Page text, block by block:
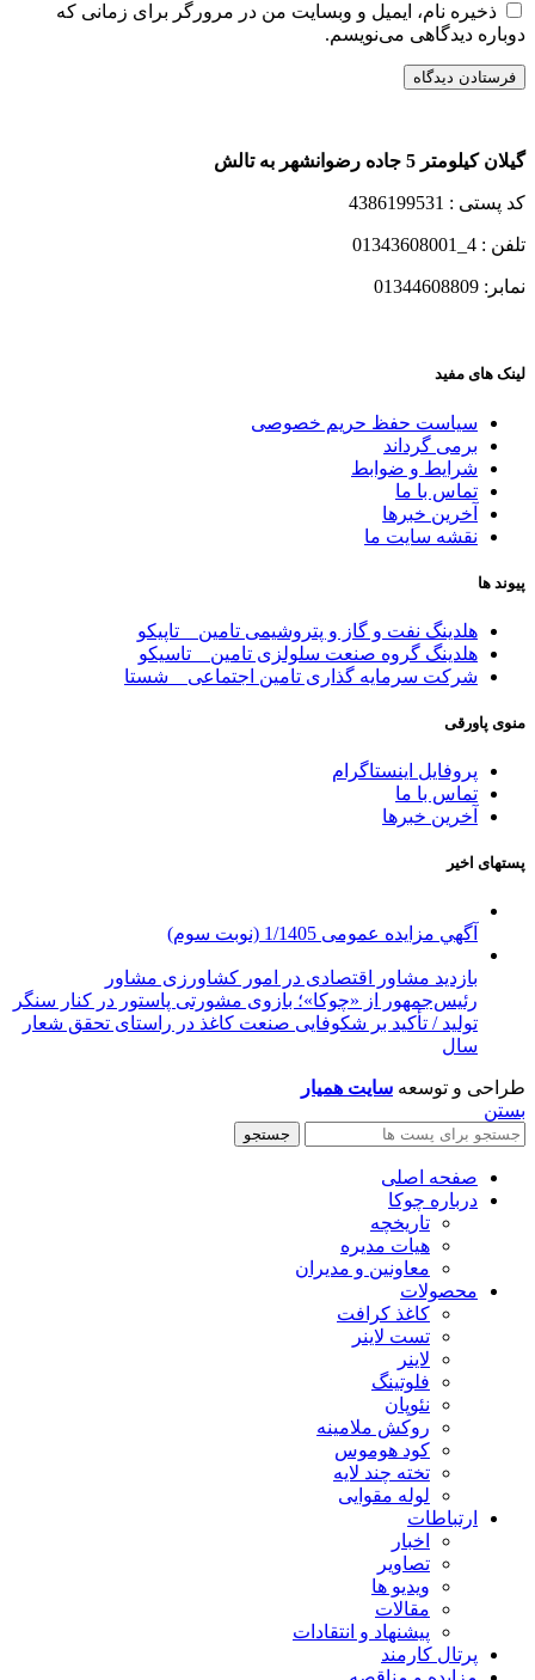
ذخیره نام، ایمیل و وبسایت من در مرورگر برای زمانی که
دوباره دیدگاهی می‌نویسم.
گیلان کیلومتر 5 جاده رضوانشهر به تالش
کد پستی : 4386199531
تلفن : 4_01343608001
نمابر: 01344608809
لینک های مفید
سیاست حفظ حریم خصوصی
برمی گرداند
شرایط و ضوابط
تماس با ما
آخرین خبرها
نقشه سایت ما
پیوند ها
هلدینگ نفت و گاز و پتروشیمی تامین _ تاپیکو
هلدینگ گروه صنعت سلولزی تامین _ تاسیکو
شرکت سرمایه گذاری تامین اجتماعی _ شستا
منوی پاورقی
پروفایل اینستاگرام
تماس با ما
آخرین خبرها
پستهای اخیر
آگهي مزایده عمومی 1/1405 (نوبت سوم)
بازدید مشاور اقتصادی در امور کشاورزی مشاور
رئیس‌جمهور از «چوکا»؛ بازوی مشورتی پاستور در کنار سنگر
تولید / تأکید بر شکوفایی صنعت کاغذ در راستای تحقق شعار
سال
طراحی و توسعه سایت همیار
بستن
جستجو
صفحه اصلی
درباره چوکا
تاریخچه
هیات مدیره
معاونین و مدیران
محصولات
کاغذ کرافت
تست لاینر
لاینر
فلوتینگ
نئوپان
روکش ملامینه
کود هوموس
تخته چند لایه
لوله مقوایی
ارتباطات
اخبار
تصاویر
ویدیو ها
مقالات
پیشنهاد و انتقادات
پرتال کارمند